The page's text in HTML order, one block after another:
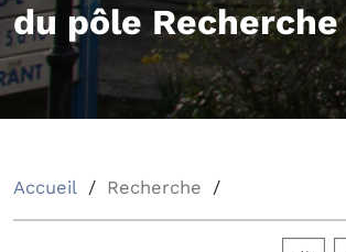
du pôle Recherche
Accueil Recherche